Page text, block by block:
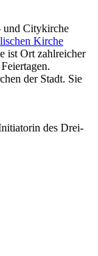
und Citykirche
Kirche
ist Ort zahlreicher
der Stadt. Sie
des Drei-